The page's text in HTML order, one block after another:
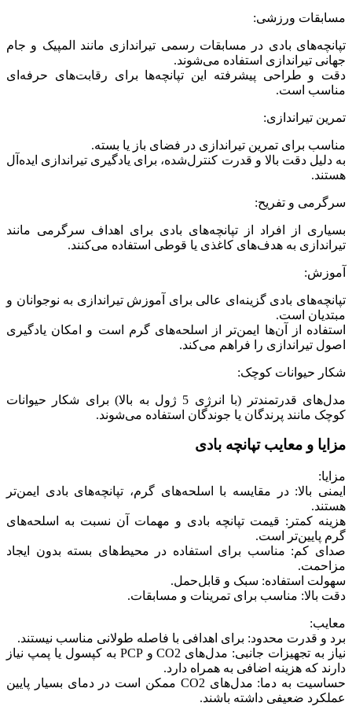
مسابقات ورزشی:
تپانچه‌های بادی در مسابقات رسمی تیراندازی مانند المپیک و جام
جهانی تیراندازی استفاده می‌شوند.
دقت و طراحی پیشرفته این تپانچه‌ها برای رقابت‌های حرفه‌ای
مناسب است.
تمرین تیراندازی:
مناسب برای تمرین تیراندازی در فضای باز یا بسته.
به دلیل دقت بالا و قدرت کنترل‌شده، برای یادگیری تیراندازی ایده‌آل
هستند.
سرگرمی و تفریح:
بسیاری از افراد از تپانچه‌های بادی برای اهداف سرگرمی مانند
تیراندازی به هدف‌های کاغذی یا قوطی استفاده می‌کنند.
آموزش:
تپانچه‌های بادی گزینه‌ای عالی برای آموزش تیراندازی به نوجوانان و
مبتدیان است.
استفاده از آن‌ها ایمن‌تر از اسلحه‌های گرم است و امکان یادگیری
اصول تیراندازی را فراهم می‌کند.
شکار حیوانات کوچک:
مدل‌های قدرتمندتر (با انرژی 5 ژول به بالا) برای شکار حیوانات
کوچک مانند پرندگان یا جوندگان استفاده می‌شوند.
مزایا و معایب تپانچه بادی
مزایا:
ایمنی بالا: در مقایسه با اسلحه‌های گرم، تپانچه‌های بادی ایمن‌تر
هستند.
هزینه کمتر: قیمت تپانچه بادی و مهمات آن نسبت به اسلحه‌های
گرم پایین‌تر است.
صدای کم: مناسب برای استفاده در محیط‌های بسته بدون ایجاد
مزاحمت.
سهولت استفاده: سبک و قابل‌حمل.
دقت بالا: مناسب برای تمرینات و مسابقات.
معایب:
برد و قدرت محدود: برای اهدافی با فاصله طولانی مناسب نیستند.
نیاز به تجهیزات جانبی: مدل‌های CO2 و PCP به کپسول یا پمپ نیاز
دارند که هزینه اضافی به همراه دارد.
حساسیت به دما: مدل‌های CO2 ممکن است در دمای بسیار پایین
عملکرد ضعیفی داشته باشند.